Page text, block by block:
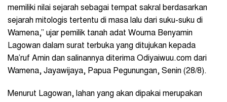
memiliki nilai sejarah sebagai tempat sakral berdasarkan
sejarah mitologis tertentu di masa lalu dari suku-suku di
Wamena,” ujar pemilik tanah adat Wouma Benyamin
Lagowan dalam surat terbuka yang ditujukan kepada
Ma’ruf Amin dan salinannya diterima Odiyaiwuu.com dari
Wamena, Jayawijaya, Papua Pegunungan, Senin (28/8).
Menurut Lagowan, lahan yang akan dipakai merupakan